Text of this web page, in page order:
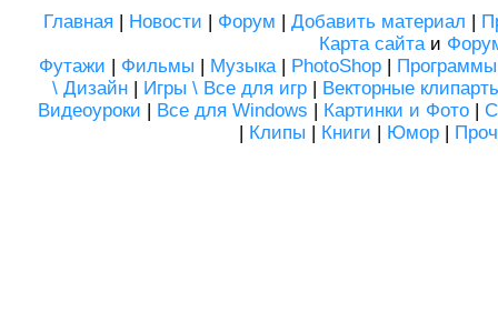
Главная | Новости | Форум | Добавить материал |
Карта сайтаи
Футажи | Фильмы | Музыка| PhotoShop | Программы
\ Дизайн | Игры \ Все для игр | Векторные
Видеоуроки | Все для Windows | Картинки и Фото|
| Клипы | Книги | Юмор |